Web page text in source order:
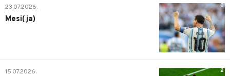
0
23.07.2026.
Mesi(ja)
2
15.07.2026.